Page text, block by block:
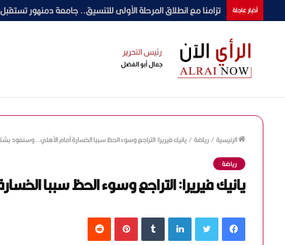
أخبار عاجلة محمد رمضان يراهن على “عشماوي” بعد ضجة “أسد”..
الرئيسية/رياضة/يانيك فيريرا: التراجع وسوء الحظ سببا الخسارة أمام الأهلي.. وسنعود
رياضة
يانيك فيريرا: التراجع وسوء الحظ سببا
فيسبوك لينكدإن بينتيريست